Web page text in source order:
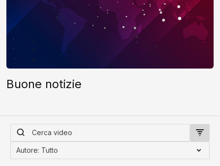
Buone notizie